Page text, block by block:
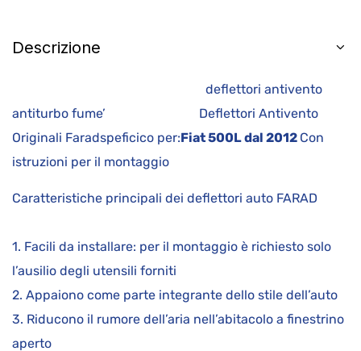
Descrizione
deflettori antivento
antiturbo fume’ Deflettori Antivento
Originali Faradspeficico per:Fiat 500L dal 2012 Con
istruzioni per il montaggio
Caratteristiche principali dei deflettori auto FARAD
1. Facili da installare: per il montaggio è richiesto solo
l’ausilio degli utensili forniti
2. Appaiono come parte integrante dello stile dell’auto
3. Riducono il rumore dell’aria nell’abitacolo a finestrino
aperto